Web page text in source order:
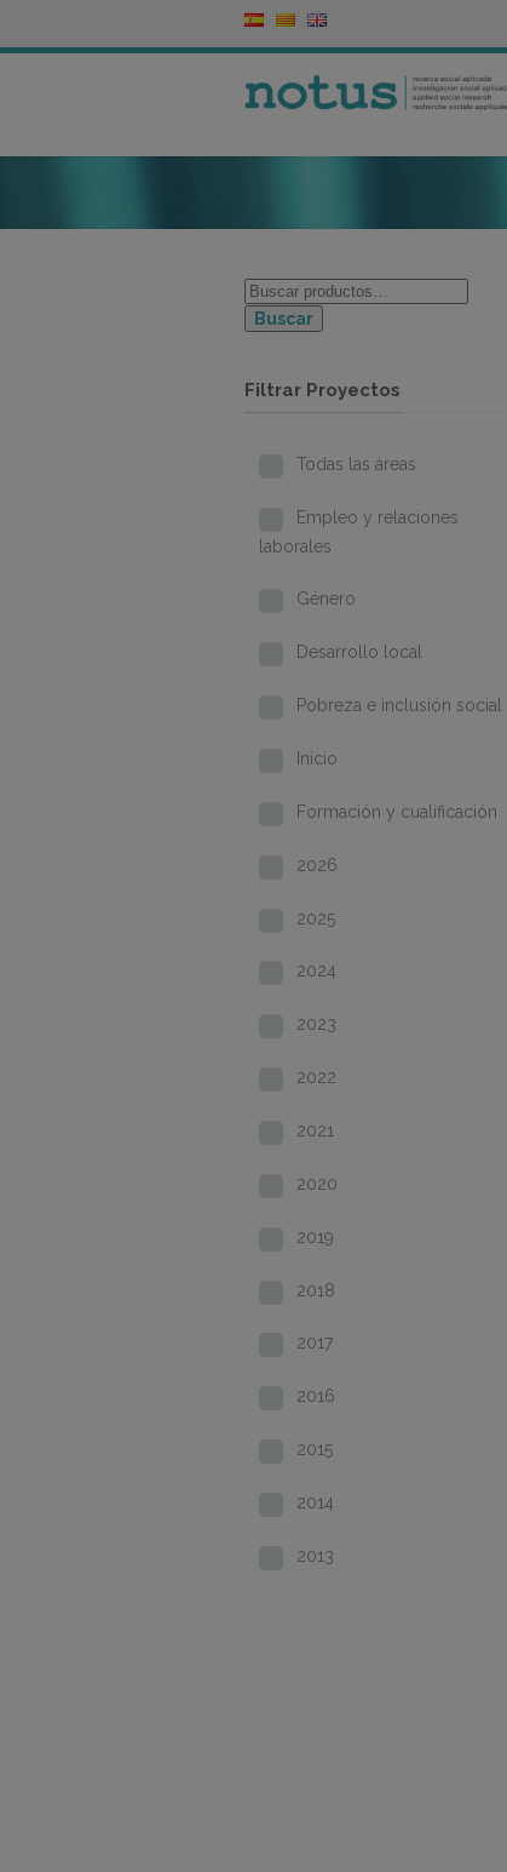
Buscar
Filtrar Proyectos
Todas las áreas
Empleo y relaciones
laborales
Género
Desarrollo local
Pobreza e inclusión social
Inicio
Formación y cualificación
2026
2025
2024
2023
2022
2021
2020
2019
2018
2017
2016
2015
2014
2013